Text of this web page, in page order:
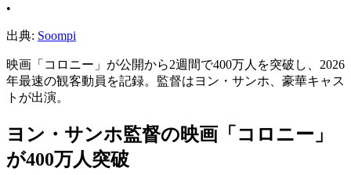
•
出典: Soompi
映画「コロニー」が公開から2週間で400万人を突破し、2026
年最速の観客動員を記録。監督はヨン・サンホ、豪華キャス
トが出演。
ヨン・サンホ監督の映画「コロニー」
が400万人突破